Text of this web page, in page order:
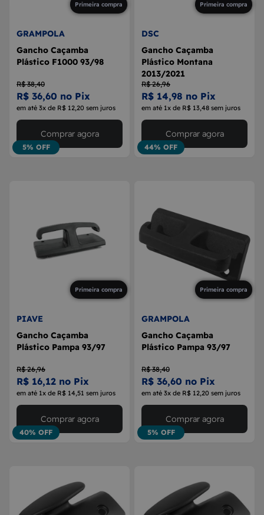
Primeira compra
GRAMPOLA
Gancho Caçamba
Plástico F1000 93/98
R$ 38,40
R$ 36,60 no Pix
em até 3x de R$ 12,20 sem juros
5% OFF
Comprar agora
Primeira compra
DSC
Gancho Caçamba
Plástico Montana
2013/2021
R$ 26,96
R$ 14,98 no Pix
em até 1x de R$ 13,48 sem juros
44% OFF
Comprar agora
Primeira compra
PIAVE
Gancho Caçamba
Plástico Pampa 93/97
R$ 26,96
R$ 16,12 no Pix
em até 1x de R$ 14,51 sem juros
40% OFF
Comprar agora
Primeira compra
GRAMPOLA
Gancho Caçamba
Plástico Pampa 93/97
R$ 38,40
R$ 36,60 no Pix
em até 3x de R$ 12,20 sem juros
5% OFF
Comprar agora